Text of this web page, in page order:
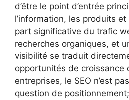
d’être le point d’entrée
l’information, les produits
part significative du trafic
recherches organiques, et
visibilité se traduit
opportunités de croissance
entreprises, le SEO n’est
question de positionnement;